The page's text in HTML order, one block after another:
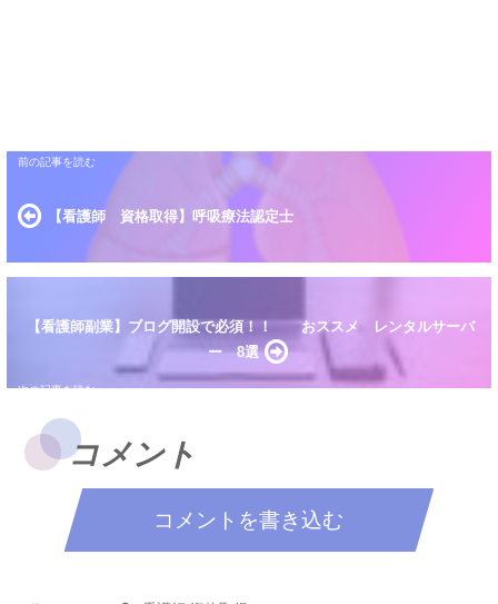
【看護師 資格取得】呼吸療法認定士
【看護師副業】ブログ開設で必須！！ おススメ レンタルサーバ
ー 8選
コメント
コメントを書き込む